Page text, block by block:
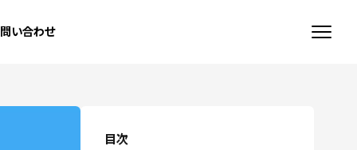
い合わせ
目次